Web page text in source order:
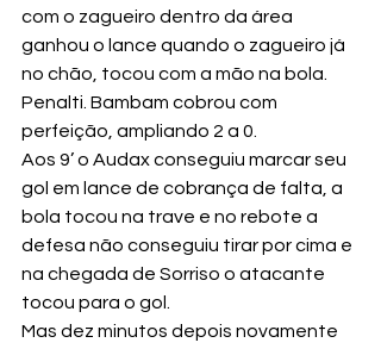
com o zagueiro dentro da área
ganhou o lance quando o zagueiro já
no chão, tocou com a mão na bola.
Penalti. Bambam cobrou com
perfeição, ampliando 2 a 0.
Aos 9’ o Audax conseguiu marcar seu
gol em lance de cobrança de falta, a
bola tocou na trave e no rebote a
defesa não conseguiu tirar por cima e
na chegada de Sorriso o atacante
tocou para o gol.
Mas dez minutos depois novamente